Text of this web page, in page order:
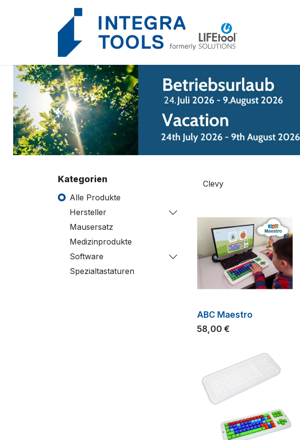
Vorherige
Kategorien
Alle Produkte
Hersteller
Mausersatz
Medizinprodukte
Software
Spezialtastaturen
ABC Maestro
58,00 €
Cookie-Einstellungen